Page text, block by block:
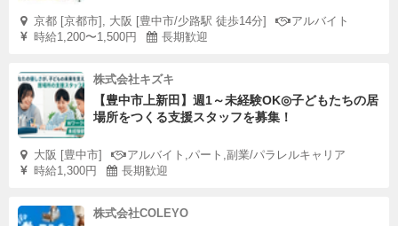
京都 [京都市], 大阪 [豊中市/少路駅 徒歩14分]
アルバイト
時給1,200〜1,500円
長期歓迎
株式会社キズキ
【豊中市上新田】週1～未経験OK◎子どもたちの居
場所をつくる支援スタッフを募集！
大阪 [豊中市]
アルバイト,パート,副業/パラレルキャリア
時給1,300円
長期歓迎
株式会社COLEYO